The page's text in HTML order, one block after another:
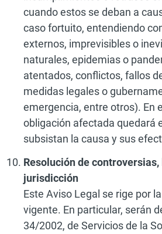
cuando estos se deban a
caso fortuito, entendiendo
externos, imprevisibles o
naturales, epidemias o
atentados, conflictos, fallos
medidas legales o
emergencia, entre otros). En
obligación afectada quedará
subsistan la causa y sus
Resolución de
jurisdicción
Este Aviso Legal se rige por
vigente. En particular, serán
34/2002, de Servicios de la